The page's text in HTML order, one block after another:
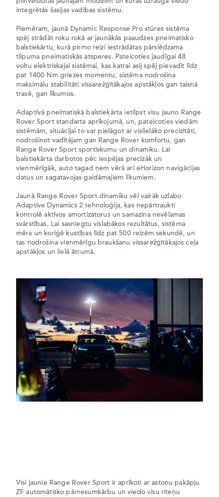
integrētās šasijas vadības sistēmu.
Piemēram, jaunā Dynamic Response Pro stūres sistēma
spēj strādāt roku rokā ar jaunākās paaudzes pneimatisko
balstiekārtu, kurā pirmo reizi iestrādātas pārslēdzama
tilpuma pneimatiskās atsperes. Pateicoties jaudīgai 48
voltu elektriskajai sistēmai, kas katrai asij spēj pievadīt līdz
pat 1400 Nm griezes momentu, sistēma nodrošina
maksimālu stabilitāti vissarežģītākajos apstākļos gan taisnā
trasē, gan līkumos.
Adaptīvā pneimatiskā balstiekārta ietilpst visu jauno Range
Rover Sport standarta aprīkojumā, un, pateicoties viedām
sistēmām, situācijai to var pielāgot ar vislielāko precizitāti,
nodrošinot vadītājam gan Range Rover komfortu, gan
Range Rover Sport sportiskumu un dinamiku. Lai
balstiekārta darbotos pēc iespējas precīzāk un
vienmērīgāk, auto tagad ņem vērā arī eHorizon navigācijas
datus un sagatavojas gaidāmajiem līkumiem.
Jaunā Range Rover Sport dinamiku vēl vairāk uzlabo
Adaptive Dynamics 2 tehnoloģija, kas nepārtraukti
kontrolē aktīvos amortizatorus un samazina nevēlamas
svārstības. Lai sasniegtu vislabākos rezultātus, sistēma
mēra un koriģē kustības līdz pat 500 reizēm sekundē, un
tas nodrošina vienmērīgu braukšanu vissarežģītākajos ceļa
apstākļos un lielā ātrumā.
Visi jaunie Range Rover Sport ir aprīkoti ar astoņu pakāpju
ZF automātisko pārnesumkārbu un viedo visu riteņu